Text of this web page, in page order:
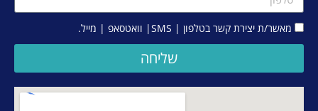
מאשר/ת יצירת קשר בטלפון | SMS| וואטסאפ | מייל.
שליחה